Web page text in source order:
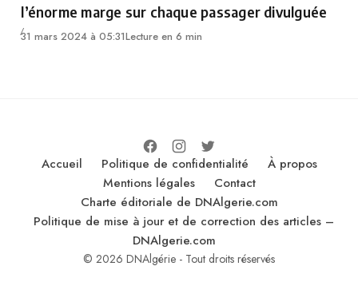
l’énorme marge sur chaque passager divulguée
31 mars 2024 à 05:31Lecture en 6 min
Accueil Politique de confidentialité
À propos
Mentions légales
Contact
Charte éditoriale de DNAlgerie.com
Politique de mise à jour et de correction des articles –
DNAlgerie.com
© 2026 DNAlgérie - Tout droits réservés